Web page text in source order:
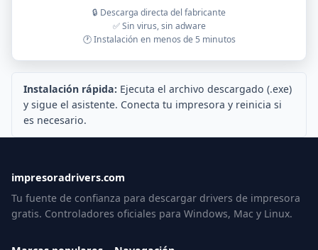
🔒 Descarga directa del fabricante
✅ Sin virus, sin adware
🕐 Instalación en menos de 5 minutos
Instalación rápida: Ejecuta el archivo descargado (.exe)
y sigue el asistente. Conecta tu impresora y reinicia si
es necesario.
impresoradrivers.com
Tu fuente de confianza para descargar drivers de impresora
gratis. Controladores oficiales para Windows, Mac y Linux.